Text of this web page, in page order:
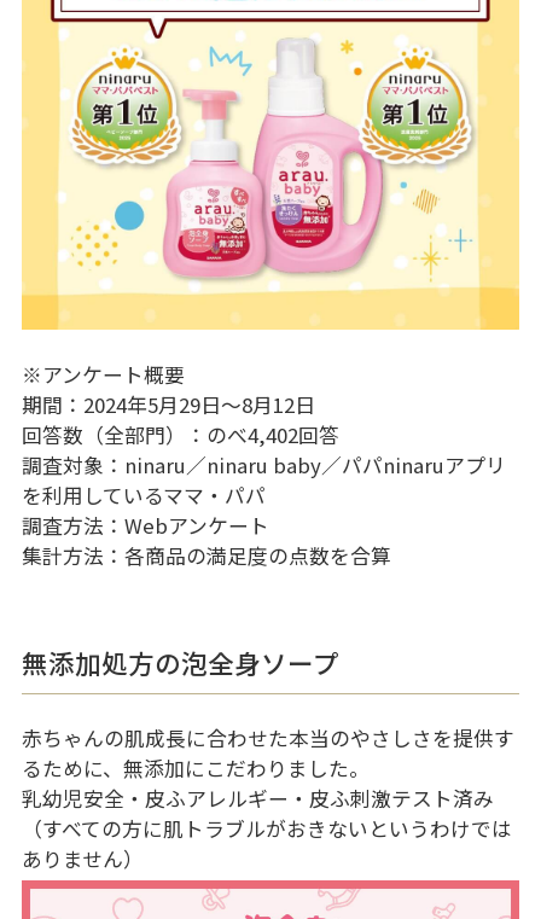
※アンケート概要
期間：2024年5月29日～8月12日
回答数（全部門）：のべ4,402回答
調査対象：ninaru／ninaru baby／パパninaruアプリ
を利用しているママ・パパ
調査方法：Webアンケート
集計方法：各商品の満足度の点数を合算
無添加処方の泡全身ソープ
赤ちゃんの肌成長に合わせた本当のやさしさを提供す
るために、無添加にこだわりました。
乳幼児安全・皮ふアレルギー・皮ふ刺激テスト済み
（すべての方に肌トラブルがおきないというわけでは
ありません）